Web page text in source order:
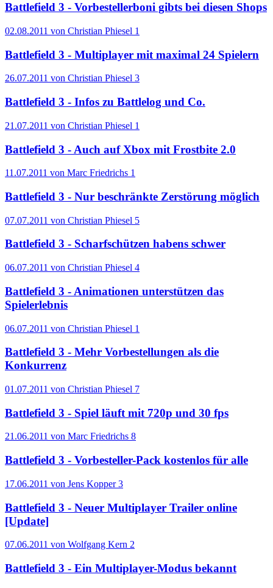
Battlefield 3 - Vorbestellerboni gibts bei diesen Shops
02.08.2011 von Christian Phiesel 1
Battlefield 3 - Multiplayer mit maximal 24 Spielern
26.07.2011 von Christian Phiesel 3
Battlefield 3 - Infos zu Battlelog und Co.
21.07.2011 von Christian Phiesel 1
Battlefield 3 - Auch auf Xbox mit Frostbite 2.0
11.07.2011 von Marc Friedrichs 1
Battlefield 3 - Nur beschränkte Zerstörung möglich
07.07.2011 von Christian Phiesel 5
Battlefield 3 - Scharfschützen habens schwer
06.07.2011 von Christian Phiesel 4
Battlefield 3 - Animationen unterstützen das
Spielerlebnis
06.07.2011 von Christian Phiesel 1
Battlefield 3 - Mehr Vorbestellungen als die
Konkurrenz
01.07.2011 von Christian Phiesel 7
Battlefield 3 - Spiel läuft mit 720p und 30 fps
21.06.2011 von Marc Friedrichs 8
Battlefield 3 - Vorbesteller-Pack kostenlos für alle
17.06.2011 von Jens Kopper3
Battlefield 3 - Neuer Multiplayer Trailer online
[Update]
07.06.2011 von Wolfgang Kern 2
Battlefield 3 - Ein Multiplayer-Modus bekannt